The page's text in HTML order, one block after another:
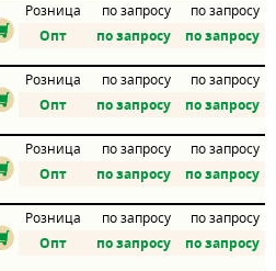
Розница по запросу
по запросу
Опт по запросу по запросу
Розница по запросу
по запросу
Опт по запросу по запросу
Розница по запросу
по запросу
Опт по запросу по запросу
Розница по запросу
по запросу
Опт по запросу по запросу